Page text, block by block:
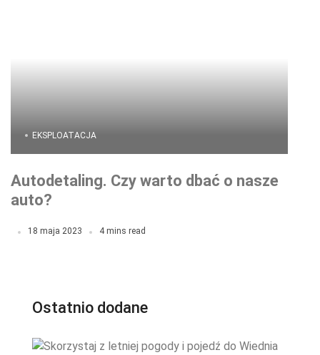
EKSPLOATACJA
Autodetaling. Czy warto dbać o nasze
auto?
18 maja 2023 4 mins read
Ostatnio dodane